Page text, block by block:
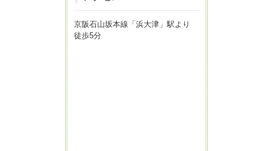
京阪石山坂本線「浜大津」駅より
徒歩5分